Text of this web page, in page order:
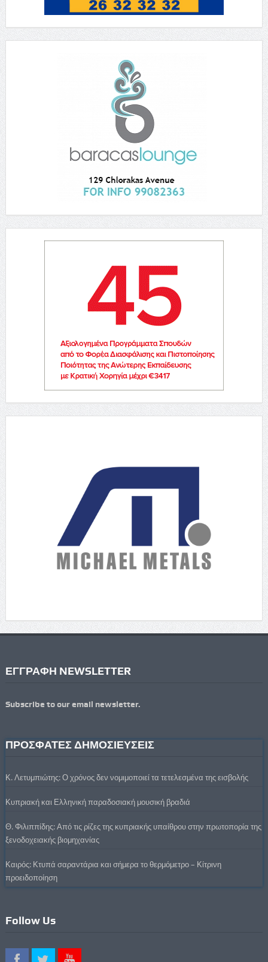
ΕΓΓΡΑΦΗ NEWSLETTER
Subscribe to our email newsletter.
ΠΡΟΣΦΑΤΕΣ ΔΗΜΟΣΙΕΥΣΕΙΣ
Κ. Λετυμπιώτης: Ο χρόνος δεν νομιμοποιεί τα τετελεσμένα της εισβολής
Κυπριακή και Ελληνική παραδοσιακή μουσική βραδιά
Θ. Φιλιππίδης: Από τις ρίζες της κυπριακής υπαίθρου στην πρωτοπορία της
ξενοδοχειακής βιομηχανίας
Καιρός: Κτυπά σαραντάρια και σήμερα το θερμόμετρο – Κίτρινη
προειδοποίηση
Follow Us